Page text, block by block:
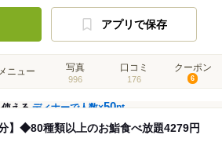
アプリで保存
メニュー 写真
996
口コミ
176
クーポン
6
えるディナーで人数×50pt
】◆80種類以上のお鮨食べ放題4279円